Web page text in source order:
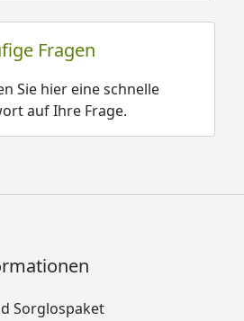
Fragen
Sie hier eine schnelle
auf Ihre Frage.
Sorglospaket